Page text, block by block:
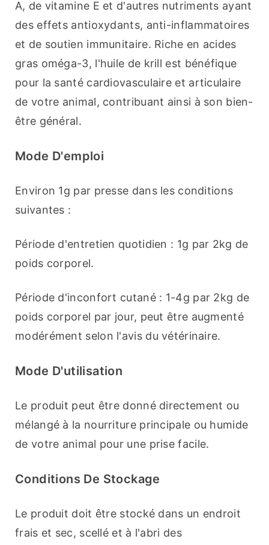
A, de vitamine E et d'autres nutriments ayant
des effets antioxydants, anti-inflammatoires
et de soutien immunitaire. Riche en acides
gras oméga-3, l'huile de krill est bénéfique
pour la santé cardiovasculaire et articulaire
de votre animal, contribuant ainsi à son bien-
être général.
Mode D'emploi
Environ 1g par presse dans les conditions
suivantes :
Période d'entretien quotidien : 1g par 2kg de
poids corporel.
Période d'inconfort cutané : 1-4g par 2kg de
poids corporel par jour, peut être augmenté
modérément selon l'avis du vétérinaire.
Mode D'utilisation
Le produit peut être donné directement ou
mélangé à la nourriture principale ou humide
de votre animal pour une prise facile.
Conditions De Stockage
Le produit doit être stocké dans un endroit
frais et sec, scellé et à l'abri des